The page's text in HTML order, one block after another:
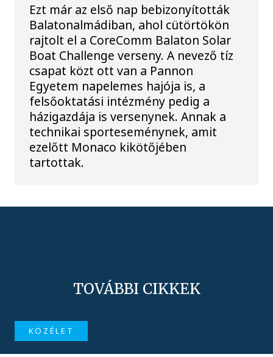
Ezt már az első nap bebizonyították
Balatonalmádiban, ahol cütörtökön
rajtolt el a CoreComm Balaton Solar
Boat Challenge verseny. A nevező tíz
csapat közt ott van a Pannon
Egyetem napelemes hajója is, a
felsőoktatási intézmény pedig a
házigazdája is versenynek. Annak a
technikai sporteseménynek, amit
ezelőtt Monaco kikötőjében
tartottak.
TOVÁBBI CIKKEK
KÖZÉLET